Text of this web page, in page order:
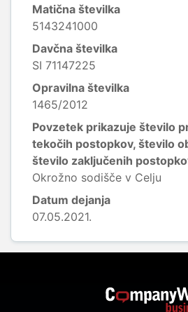
Matična številka
5143241000
Davčna številka
SI 71147225
Opravilna številka
1465/2012
Povzetek prikazuje število
tekočih postopkov, število
število zaključenih
Okrožno sodišče v Celju
Datum dejanja
07.05.2021.